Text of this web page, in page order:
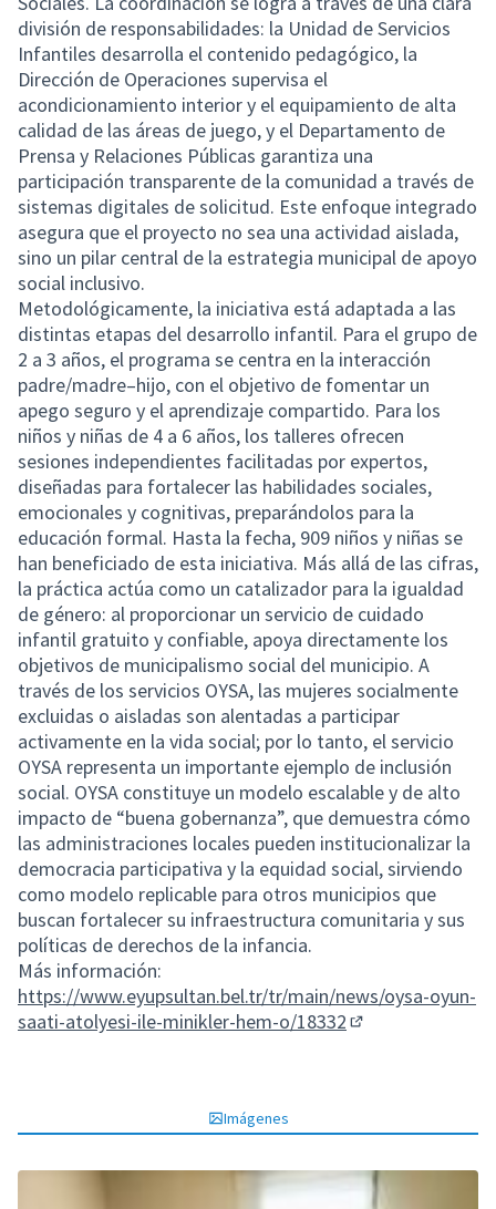
división de responsabilidades: la Unidad de Servicios
Infantiles desarrolla el contenido pedagógico, la
Dirección de Operaciones supervisa el
acondicionamiento interior y el equipamiento de alta
calidad de las áreas de juego, y el Departamento de
Prensa y Relaciones Públicas garantiza una
participación transparente de la comunidad a través de
sistemas digitales de solicitud. Este enfoque integrado
asegura que el proyecto no sea una actividad aislada,
sino un pilar central de la estrategia municipal de apoyo
social inclusivo.
Metodológicamente, la iniciativa está adaptada a las
distintas etapas del desarrollo infantil. Para el grupo de
2 a 3 años, el programa se centra en la interacción
padre/madre–hijo, con el objetivo de fomentar un
apego seguro y el aprendizaje compartido. Para los
niños y niñas de 4 a 6 años, los talleres ofrecen
sesiones independientes facilitadas por expertos,
diseñadas para fortalecer las habilidades sociales,
emocionales y cognitivas, preparándolos para la
educación formal. Hasta la fecha, 909 niños y niñas se
han beneficiado de esta iniciativa. Más allá de las cifras,
la práctica actúa como un catalizador para la igualdad
de género: al proporcionar un servicio de cuidado
infantil gratuito y confiable, apoya directamente los
objetivos de municipalismo social del municipio. A
través de los servicios OYSA, las mujeres socialmente
excluidas o aisladas son alentadas a participar
activamente en la vida social; por lo tanto, el servicio
OYSA representa un importante ejemplo de inclusión
social. OYSA constituye un modelo escalable y de alto
impacto de “buena gobernanza”, que demuestra cómo
las administraciones locales pueden institucionalizar la
democracia participativa y la equidad social, sirviendo
como modelo replicable para otros municipios que
buscan fortalecer su infraestructura comunitaria y sus
políticas de derechos de la infancia.
Más información:
https://www.eyupsultan.bel.tr/tr/main/news/oysa-oyun-
saati-atolyesi-ile-minikler-hem-o/18332
Imágenes